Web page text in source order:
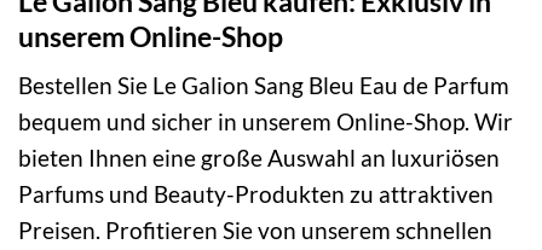
unserem Online-Shop
Bestellen Sie Le Galion Sang Bleu Eau de Parfum
bequem und sicher in unserem Online-Shop. Wir
bieten Ihnen eine große Auswahl an luxuriösen
Parfums und Beauty-Produkten zu attraktiven
Preisen. Profitieren Sie von unserem schnellen